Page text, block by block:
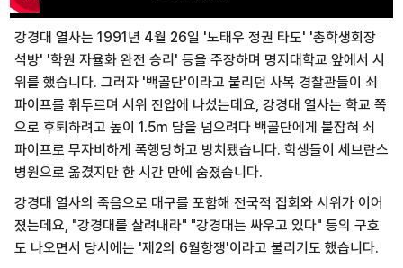
강경대 열사는 1991년 4월 26일 '노태우 정권 타도' '총학생회장
석방' '학원 자율화 완전 승리' 등을 주장하며 명지대학교 앞에서 시
위를 했습니다. 그러자 '백골단'이라고 불리던 사복 경찰관들이 쇠
파이프를 휘두르며 시위 진압에 나섰는데요, 강경대 열사는 학교 쪽
으로 후퇴하려고 높이 1.5m 담을 넘으려다 백골단에게 붙잡혀 쇠
파이프로 무자비하게 폭행당하고 방치됐습니다. 학생들이 세브란스
병원으로 옮겼지만 한 시간 만에 숨졌습니다.
강경대 열사의 죽음으로 대구를 포함해 전국적 집회와 시위가 이어
졌는데요, "강경대를 살려내라" "강경대는 싸우고 있다" 등의 구호
도 나오면서 당시에는 '제2의 6월항쟁'이라고 불리기도 했습니다.